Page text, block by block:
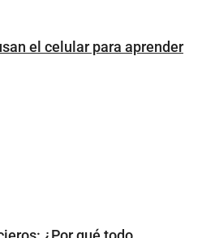
el celular para aprender